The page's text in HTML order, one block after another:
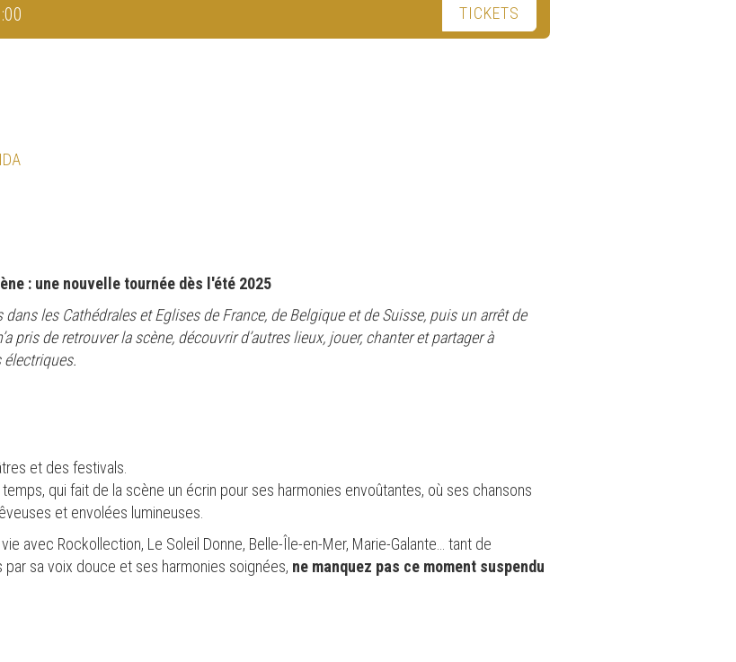
TICKETS
: une nouvelle tournée dès l'été 2025
les Cathédrales et Eglises de France, de Belgique et de Suisse, puis un arrêt de
pris de retrouver la scène, découvrir d’autres lieux, jouer, chanter et partager à
électriques.
et des festivals.
qui fait de la scène un écrin pour ses harmonies envoûtantes, où ses chansons
et envolées lumineuses.
avec Rockollection, Le Soleil Donne, Belle-Île-en-Mer, Marie-Galante… tant de
sa voix douce et ses harmonies soignées, ne manquez pas ce moment suspendu